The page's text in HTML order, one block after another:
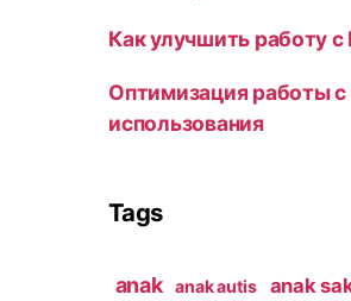
Как улучшить работу
Оптимизация работы с
использования
Tags
anak anak autis anak